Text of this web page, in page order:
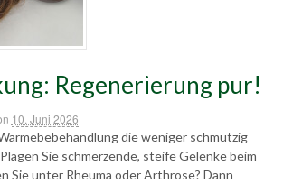
Regenerierung pur!
10. Juni 2026
die weniger schmutzig
Sie schmerzende, steife Gelenke beim
Sie unter Rheuma oder Arthrose? Dann